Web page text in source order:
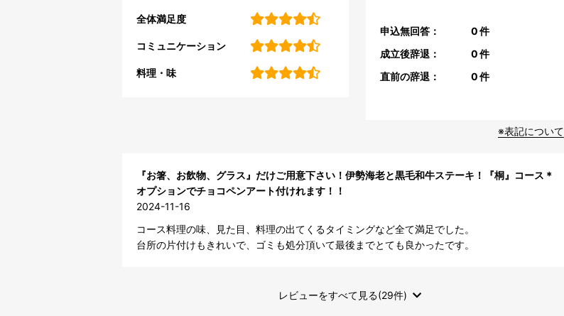
全体満足度
コミュニケーション
料理・味
申込無回答： 0件
成立後辞退：
0件
直前の辞退：
0件
※表記について
『お箸、お飲物、グラス』だけご用意下さい！伊勢海老と黒毛和牛ステーキ！『桐』コース＊
オプションでチョコペンアート付けれます！！
2024-11-16
コース料理の味、見た目、料理の出てくるタイミングなど全て満足でした。
台所の片付けもきれいで、ゴミも処分頂いて最後までとても良かったです。
レビューをすべて見る(29件)